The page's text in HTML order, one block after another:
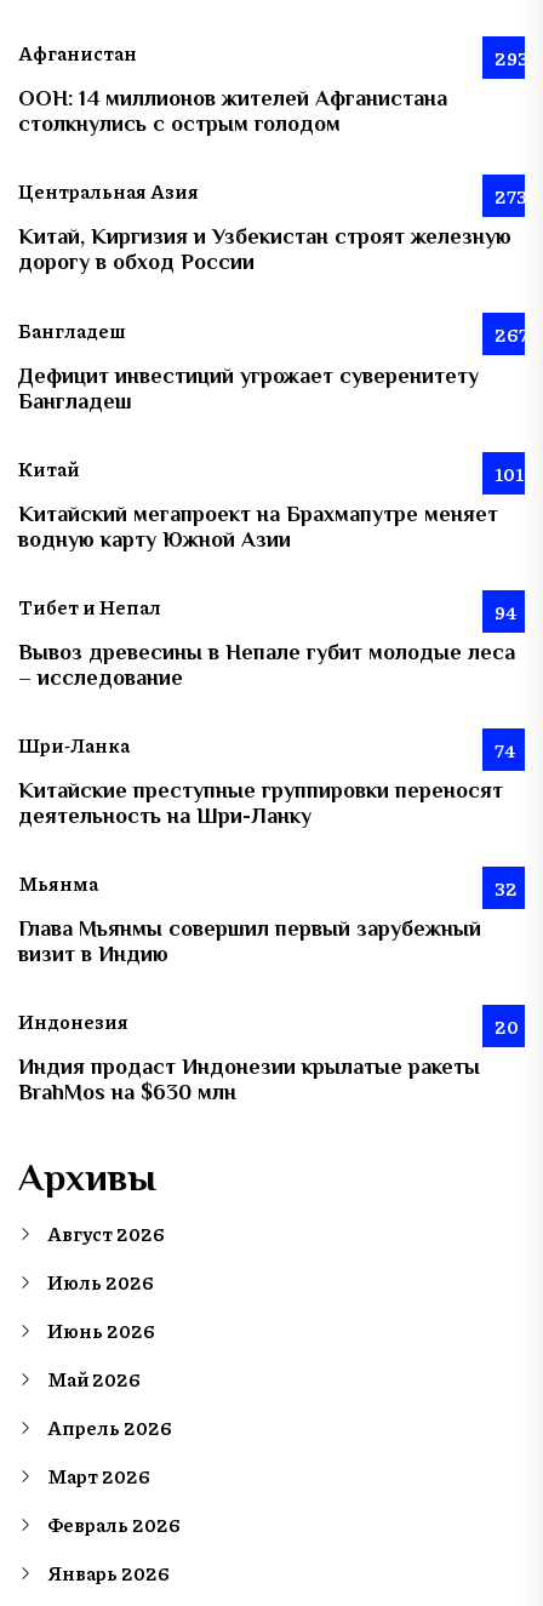
Афганистан 293
ООН: 14 миллионов жителей Афганистана
столкнулись с острым голодом
Центральная Азия 273
Китай, Киргизия и Узбекистан строят железную
дорогу в обход России
Бангладеш 267
Дефицит инвестиций угрожает суверенитету
Бангладеш
Китай 101
Китайский мегапроект на Брахмапутре меняет
водную карту Южной Азии
Тибет и Непал 94
Вывоз древесины в Непале губит молодые леса
– исследование
Шри-Ланка 74
Китайские преступные группировки переносят
деятельность на Шри-Ланку
Мьянма 32
Глава Мьянмы совершил первый зарубежный
визит в Индию
Индонезия 20
Индия продаст Индонезии крылатые ракеты
BrahMos на $630 млн
Архивы
Август 2026
Июль 2026
Июнь 2026
Май 2026
Апрель 2026
Март 2026
Февраль 2026
Январь 2026